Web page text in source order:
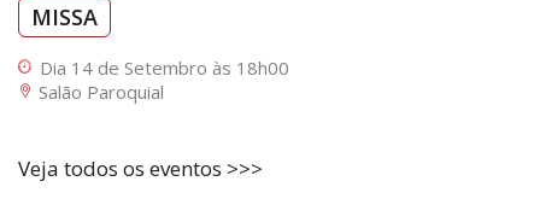
MISSA
Dia 14 de Setembro às 18h00
Salão Paroquial
Veja todos os eventos >>>